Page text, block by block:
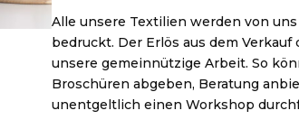
Alle unsere Textilien werden von
bedruckt. Der Erlös aus dem
unsere gemeinnützige Arbeit. So
Broschüren abgeben, Beratung
unentgeltlich einen Workshop